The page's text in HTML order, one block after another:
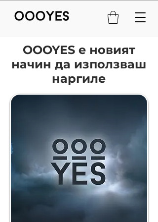
OOOYES е новият
начин да използваш
наргиле